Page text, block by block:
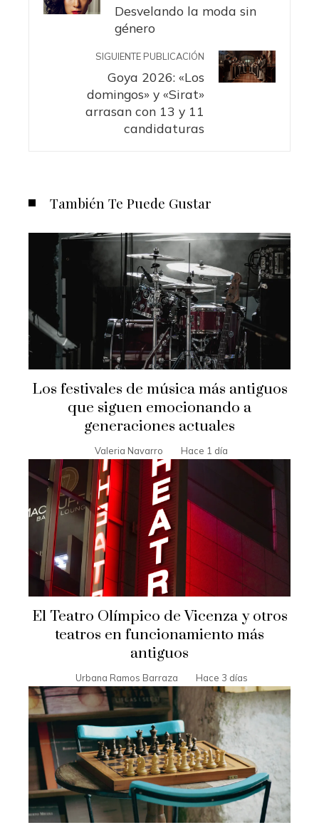
Desvelando la moda sin
género
SIGUIENTE PUBLICACIÓN
Goya 2026: «Los
domingos» y «Sirat»
arrasan con 13 y 11
candidaturas
También Te Puede Gustar
Los festivales de música más antiguos
que siguen emocionando a
generaciones actuales
Valeria Navarro Hace 1 día
El Teatro Olímpico de Vicenza y otros
teatros en funcionamiento más
antiguos
Urbana Ramos Barraza Hace 3 días